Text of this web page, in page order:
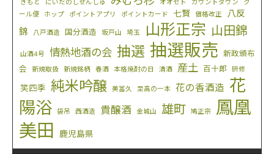
きもと にいだのしぜんしゅ オオセト カウントダウン
ク
ール便
ホップ ポイントアプリ ポイントカード 七賢 価格改正
八反
錦
八戸酒造 国分酒造 坂戸山 埼玉 山形正宗 山田錦
山酒4号 情熱地酒の会 抽選 抽選販売 新政頒布
会
新規取扱 新規銘柄 春酒 本格焼酎の日 清酒 産土 百十郎 研修
笑四季 純米吟醸 美冨久 至高の一本 花の香酒造 花
陽浴
袋吊 西酒造 貴醸酒 金城山 雄町 鳩正宗
鳳凰
美田
鹿児島県